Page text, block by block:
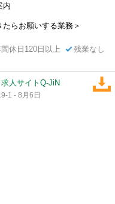
内
らお願いする業務＞
休日120日以上 残業なし
求人サイトQ-JiN
1 - 8月6日